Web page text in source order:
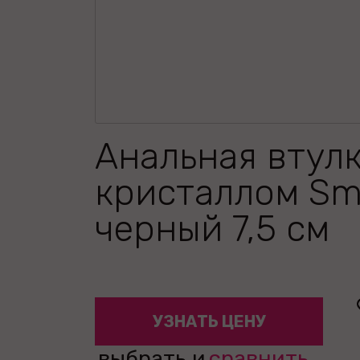
Анальная
кристаллом
черный 7,5 см
УЗНАТЬ ЦЕНУ